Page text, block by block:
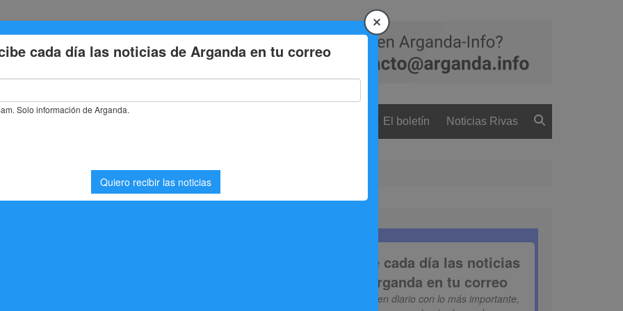
El boletín Noticias Rivas
buscando. Quizá pueda ayudarte una búsqueda.